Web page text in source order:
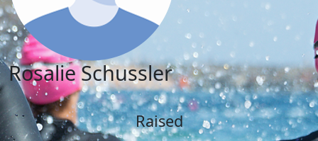
Rosalie Schussler
Raised